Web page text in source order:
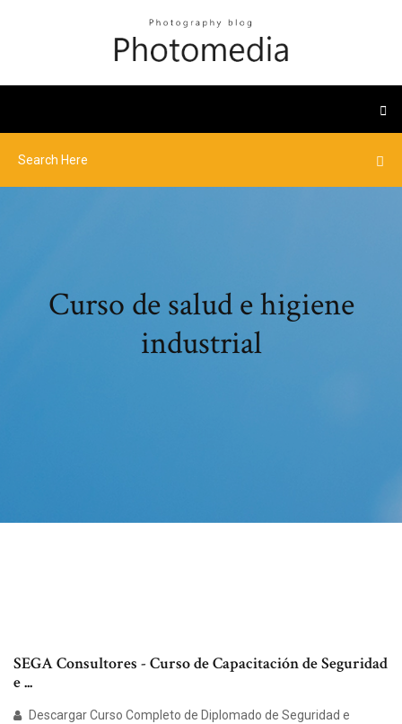
Curso de salud e higiene
industrial
SEGA Consultores - Curso de Capacitación de Seguridad
e ...
Descargar Curso Completo de Diplomado de Seguridad e